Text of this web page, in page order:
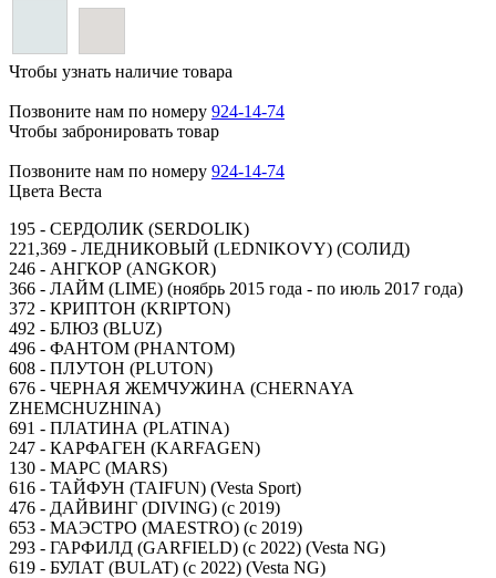
Чтобы узнать наличие товара
Позвоните нам по номеру 924-14-74
Чтобы забронировать товар
Позвоните нам по номеру 924-14-74
Цвета Веста
195 - СЕРДОЛИК (SERDOLIK)
221,369 - ЛЕДНИКОВЫЙ (LEDNIKOVY) (СОЛИД)
246 - АНГКОР (ANGKOR)
366 - ЛАЙМ (LIME) (ноябрь 2015 года - по июль 2017 года)
372 - КРИПТОН (KRIPTON)
492 - БЛЮЗ (BLUZ)
496 - ФАНТОМ (PHANTOM)
608 - ПЛУТОН (PLUTON)
676 - ЧЕРНАЯ ЖЕМЧУЖИНА (CHERNAYA
ZHEMCHUZHINA)
691 - ПЛАТИНА (PLATINA)
247 - КАРФАГЕН (KARFAGEN)
130 - МАРС (MARS)
616 - ТАЙФУН (TAIFUN) (Vesta Sport)
476 - ДАЙВИНГ (DIVING) (с 2019)
653 - МАЭСТРО (MAESTRO) (с 2019)
293 - ГАРФИЛД (GARFIELD) (с 2022) (Vesta NG)
619 - БУЛАТ (BULAT) (с 2022) (Vesta NG)